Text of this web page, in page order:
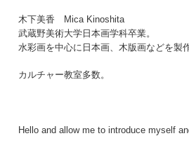
木下美香 Mica Kinoshita
武蔵野美術大学日本画学科卒業。
水彩画を中心に日本画、木版画などを製
カルチャー教室多数。
Hello and allow me to introduce myself